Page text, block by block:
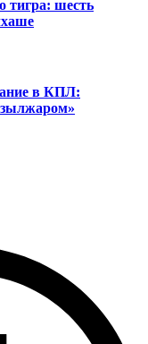
тигра: шесть
в КПЛ: